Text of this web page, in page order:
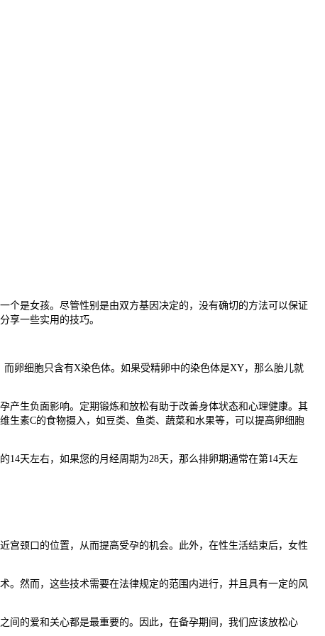
是女孩。尽管性别是由双方基因决定的，没有确切的方法可以保证
享一些实用的技巧。
卵细胞只含有X染色体。如果受精卵中的染色体是XY，那么胎儿就
生负面影响。定期锻炼和放松有助于改善身体状态和心理健康。其
生素C的食物摄入，如豆类、鱼类、蔬菜和水果等，可以提高卵细胞
天左右，如果您的月经周期为28天，那么排卵期通常在第14天左
颈口的位置，从而提高受孕的机会。此外，在性生活结束后，女性
然而，这些技术需要在法律规定的范围内进行，并且具有一定的风
的爱和关心都是最重要的。因此，在备孕期间，我们应该放松心